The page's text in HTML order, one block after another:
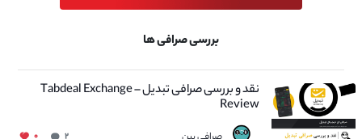
بررسی صرافی ها
نقد و بررسی صرافی تبدیل – Tabdeal Exchange
Review